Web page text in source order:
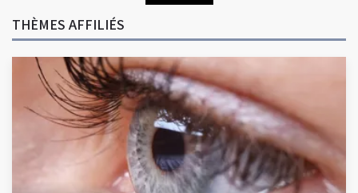
THÈMES AFFILIÉS